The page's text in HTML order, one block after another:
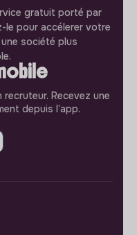
gratuit porté par
le pour accélerer votre
société plus
recruteur. Recevez une
depuis l’app.